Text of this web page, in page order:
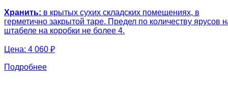
Хранить: в крытых сухих складских помещениях, в
герметично закрытой таре. Предел по количеству ярусов
штабеле на коробки не более 4.
Цена: 4 060 ₽
Подробнее